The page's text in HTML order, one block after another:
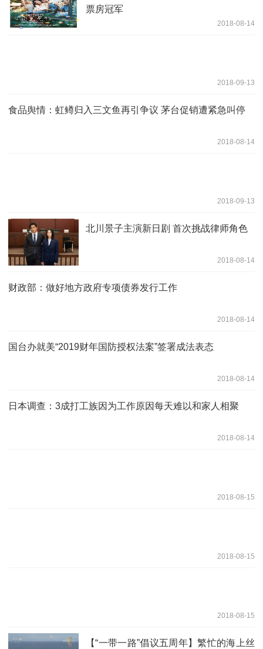
票房冠军
2018-08-14
2018-09-13
食品舆情：虹鳟归入三文鱼再引争议 茅台促销遭紧急叫停
2018-08-14
2018-09-13
北川景子主演新日剧 首次挑战律师角色
2018-08-14
财政部：做好地方政府专项债券发行工作
2018-08-14
国台办就美“2019财年国防授权法案”签署成法表态
2018-08-14
日本调查：3成打工族因为工作原因每天难以和家人相聚
2018-08-14
2018-08-15
2018-08-15
2018-08-15
【“一带一路”倡议五周年】繁忙的海上丝